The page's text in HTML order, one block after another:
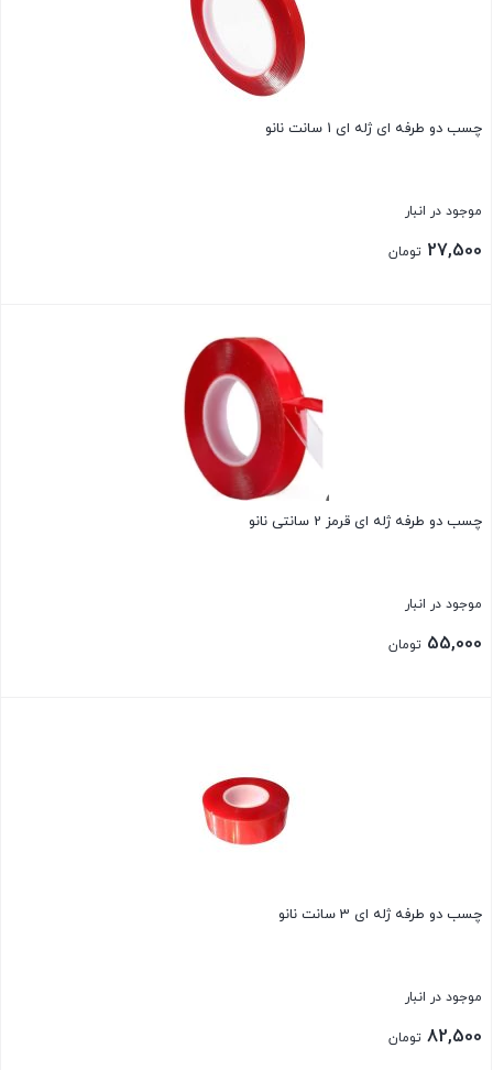
چسب دو طرفه ای ژله ای 1 سانت نانو
موجود در انبار
27,500 تومان
چسب دو طرفه ژله ای قرمز 2 سانتی نانو
موجود در انبار
55,000 تومان
چسب دو طرفه ژله ای 3 سانت نانو
موجود در انبار
82,500 تومان